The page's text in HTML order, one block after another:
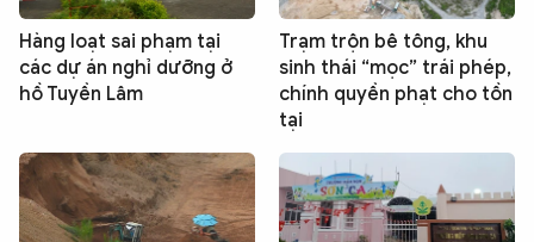
Hàng loạt sai phạm tại
các dự án nghỉ dưỡng ở
hồ Tuyền Lâm
Trạm trộn bê tông, khu
sinh thái “mọc” trái phép,
chính quyền phạt cho tồn
tại